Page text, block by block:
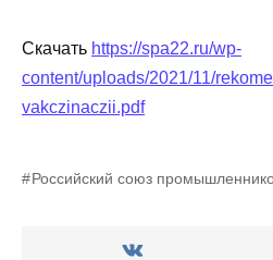
Скачать https://spa22.ru/wp-
content/uploads/2021/11/
vakczinaczii.pdf
Российский союз